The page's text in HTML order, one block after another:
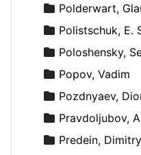
Polderwart,
Polistschuk, E.
Poloshensky,
Popov, Vadim
Pozdnyaev,
Pravdoljubov,
Predein,